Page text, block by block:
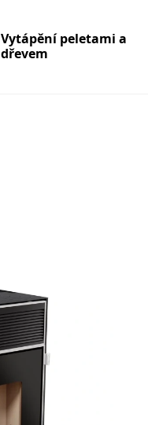
Vytápění peletami a
dřevem